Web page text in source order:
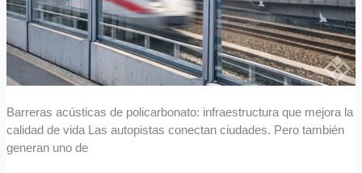
Barreras acústicas de policarbonato: infraestructura que mejora la
calidad de vida Las autopistas conectan ciudades. Pero también
generan uno de